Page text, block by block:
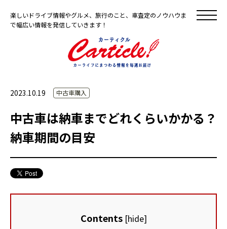
楽しいドライブ情報やグルメ、旅行のこと、車査定のノウハウま
で幅広い情報を発信していきます！
2023.10.19 中古車購入
中古車は納車までどれくらいかかる？
納車期間の目安
Contents [hide]